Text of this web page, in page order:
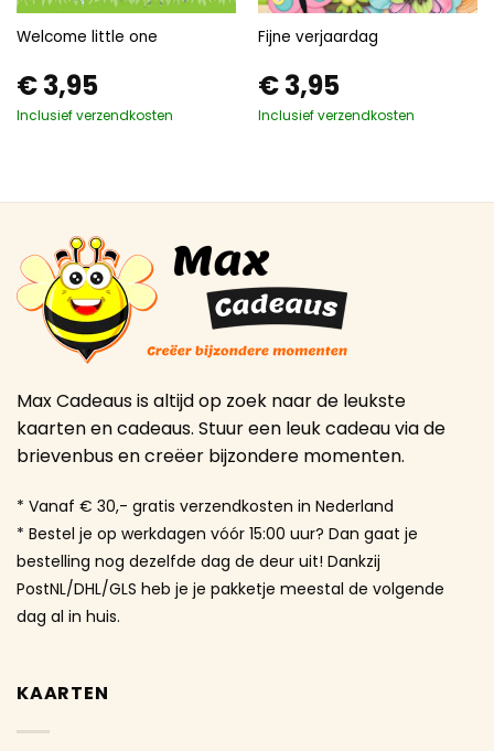
Welcome little one
€3,95
Inclusief verzendkosten
Fijne verjaardag
€3,95
Inclusief verzendkosten
Max Cadeaus is altijd op zoek naar de leukste
kaarten en cadeaus. Stuur een leuk cadeau via de
brievenbus en creëer bijzondere momenten.
* Vanaf € 30,- gratis verzendkosten in Nederland
* Bestel je op werkdagen vóór 15:00 uur? Dan gaat je
bestelling nog dezelfde dag de deur uit! Dankzij
PostNL/DHL/GLS heb je je pakketje meestal de volgende
dag al in huis.
KAARTEN